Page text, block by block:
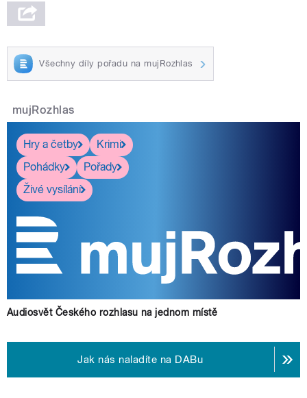
Všechny díly pořadu na mujRozhlas
mujRozhlas
Hry a četby
Krimi
Pohádky
Pořady
Živé vysílání
Audiosvět Českého rozhlasu na jednom místě
Jak nás naladíte na DABu